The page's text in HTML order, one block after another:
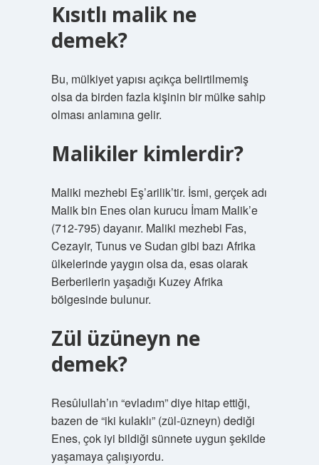
Kısıtlı malik ne
demek?
Bu, mülkiyet yapısı açıkça belirtilmemiş
olsa da birden fazla kişinin bir mülke sahip
olması anlamına gelir.
Malikiler kimlerdir?
Maliki mezhebi Eş’arilik’tir. İsmi, gerçek adı
Malik bin Enes olan kurucu İmam Malik’e
(712-795) dayanır. Maliki mezhebi Fas,
Cezayir, Tunus ve Sudan gibi bazı Afrika
ülkelerinde yaygın olsa da, esas olarak
Berberilerin yaşadığı Kuzey Afrika
bölgesinde bulunur.
Zül üzüneyn ne
demek?
Resûlullah’ın “evladım” diye hitap ettiği,
bazen de “iki kulaklı” (zül-üzneyn) dediği
Enes, çok iyi bildiği sünnete uygun şekilde
yaşamaya çalışıyordu.